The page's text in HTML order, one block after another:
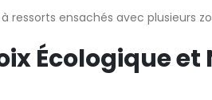
ressorts ensachés avec plusieurs
Écologique